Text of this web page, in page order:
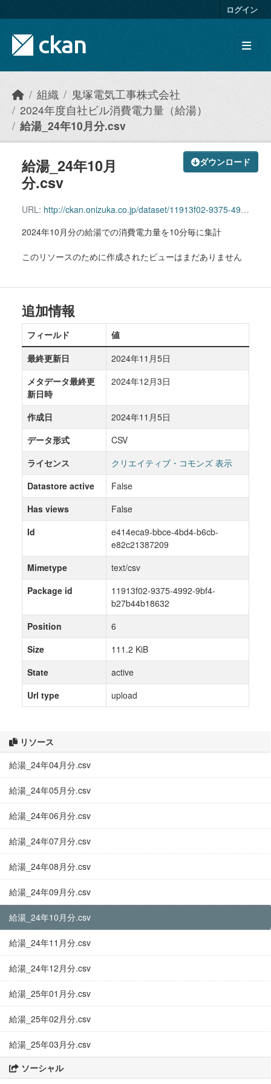
ログイン
組織
鬼塚電気工事株式会社
2024年度自社ビル消費電力量（給湯）
給湯_24年10月分.csv
ダウンロード
給湯_24年10月
分.csv
URL: http://ckan.onizuka.co.jp/dataset/11913f02-9375-4992-9bf4-b27b44b18632/resource/e414eca9-bbce-4bd4-b6cb-e82c21387209/download/hotwatersupply_2410.csv
2024年10月分の給湯での消費電力量を10分毎に集計
このリソースのために作成されたビューはまだありません
リソース
給湯_24年04月分.csv
給湯_24年05月分.csv
給湯_24年06月分.csv
給湯_24年07月分.csv
給湯_24年08月分.csv
給湯_24年09月分.csv
給湯_24年10月分.csv
給湯_24年11月分.csv
給湯_24年12月分.csv
給湯_25年01月分.csv
給湯_25年02月分.csv
給湯_25年03月分.csv
ソーシャル
追加情報
フィールド
値
最終更新日
2024年11月5日
メタデータ最終更
新日時
2024年12月3日
作成日
2024年11月5日
データ形式
CSV
ライセンス
クリエイティブ・コモンズ 表示
Datastore active
False
Has views
False
Id
e414eca9-bbce-4bd4-b6cb-
e82c21387209
Mimetype
text/csv
Package id
11913f02-9375-4992-9bf4-
b27b44b18632
Position
6
Size
111.2 KiB
State
active
Url type
upload